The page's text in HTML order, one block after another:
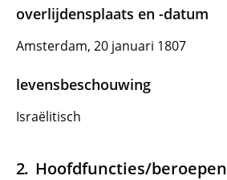
overlijdensplaats en -datum
Amsterdam, 20 januari 1807
levensbeschouwing
Israëlitisch
Hoofdfuncties/beroepen